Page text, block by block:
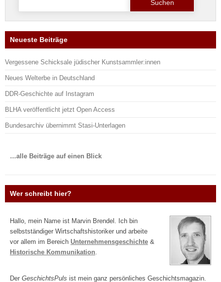
Neueste Beiträge
Vergessene Schicksale jüdischer Kunstsammler:innen
Neues Welterbe in Deutschland
DDR-Geschichte auf Instagram
BLHA veröffentlicht jetzt Open Access
Bundesarchiv übernimmt Stasi-Unterlagen
…alle Beiträge auf einen Blick
Wer schreibt hier?
Hallo, mein Name ist Marvin Brendel. Ich bin
selbstständiger Wirtschaftshistoriker und arbeite
vor allem im Bereich Unternehmensgeschichte &
Historische Kommunikation
Der GeschichtsPuls ist mein ganz persönliches Geschichtsmagazin.